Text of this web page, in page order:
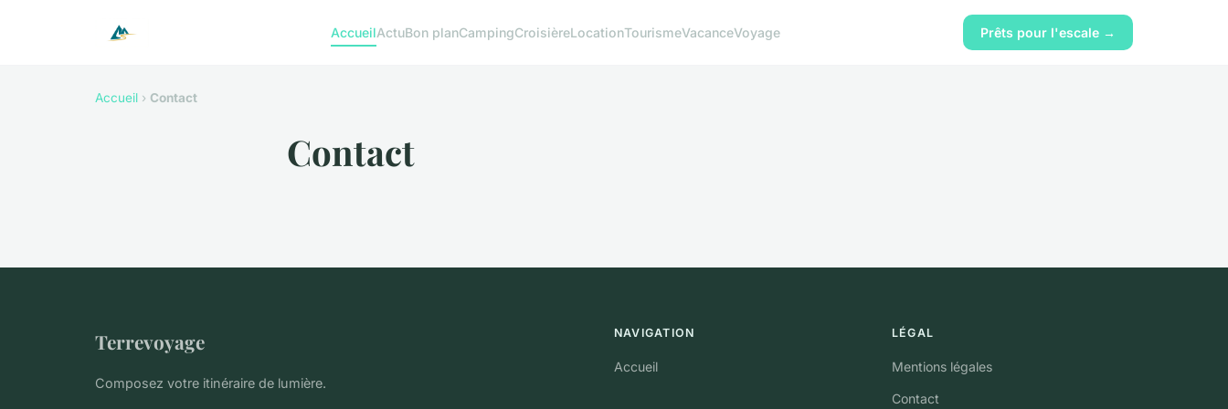
AccueilActuBon planCampingCroisièreLocationTourismeVacanceVoyage Prêts pour l'escale →
Accueil › Contact
Contact
Terrevoyage
Composez votre itinéraire de lumière.
NAVIGATION
Accueil
LÉGAL
Mentions légales
Contact